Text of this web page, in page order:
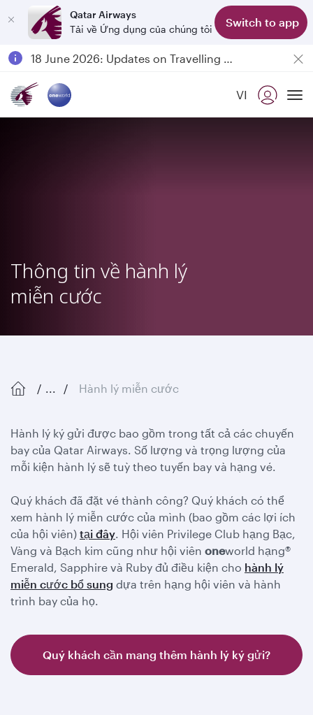
Qatar Airways
Tải về Ứng dụng của chúng tôi
Switch to app
Passengers flying between Doha and Auckland on QR914 and QR915
18 June 2026: Updates on Travelling with Power Banks
VI
Thông tin về hành lý
miễn cước
... Hành lý miễn cước
Hành lý ký gửi được bao gồm trong tất cả các chuyến
bay của Qatar Airways. Số lượng và trọng lượng của
mỗi kiện hành lý sẽ tuỳ theo tuyến bay và hạng vé.
Quý khách đã đặt vé thành công? Quý khách có thể
xem hành lý miễn cước của mình (bao gồm các lợi ích
của hội viên) tại đây. Hội viên Privilege Club hạng Bạc,
Vàng và Bạch kim cũng như hội viên oneworld hạng®
Emerald, Sapphire và Ruby đủ điều kiện cho hành lý
miễn cước bổ sung dựa trên hạng hội viên và hành
trình bay của họ.
Quý khách cần mang thêm hành lý ký gửi?